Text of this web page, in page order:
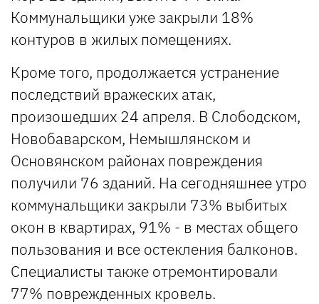
Коммунальщики уже закрыли 18%
контуров в жилых помещениях.
Кроме того, продолжается устранение
последствий вражеских атак,
произошедших 24 апреля. В Слободском,
Новобаварском, Немышлянском и
Основянском районах повреждения
получили 76 зданий. На сегодняшнее утро
коммунальщики закрыли 73% выбитых
окон в квартирах, 91% - в местах общего
пользования и все остекления балконов.
Специалисты также отремонтировали
77% поврежденных кровель.